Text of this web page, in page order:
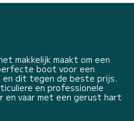
makkelijk maakt om een
boot voor een
dit tegen de beste prijs.
en professionele
vaar met een gerust hart